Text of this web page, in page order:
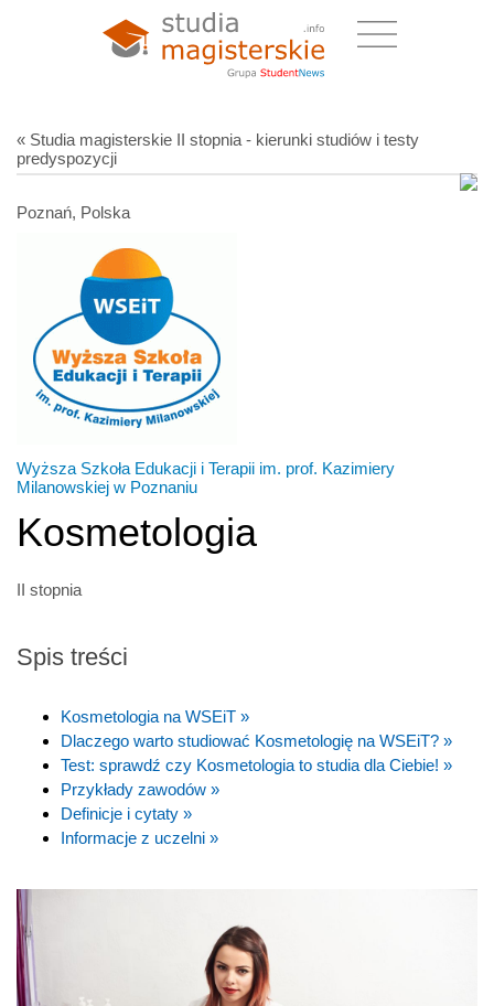
« Studia magisterskie II stopnia - kierunki studiów i testy
predyspozycji
Poznań, Polska
Wyższa Szkoła Edukacji i Terapii im. prof. Kazimiery
Milanowskiej w Poznaniu
Kosmetologia
II stopnia
Spis treści
Kosmetologia na WSEiT »
Dlaczego warto studiować Kosmetologię na WSEiT? »
Test: sprawdź czy Kosmetologia to studia dla Ciebie! »
Przykłady zawodów »
Definicje i cytaty »
Informacje z uczelni »